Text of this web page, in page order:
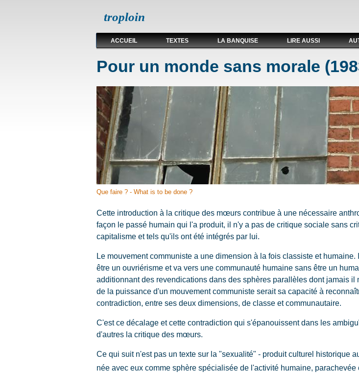
troploin
ACCUEIL TEXTES LA BANQUISE LIRE AUSSI
Pour un monde sans morale
Que faire ? - What is to be done ?
Cette introduction à la critique des mœurs contribue à une nécessaire
façon le passé humain qui l'a produit, il n'y a pas de critique sociale sans
capitalisme et tels qu'ils ont été intégrés par lui.
Le mouvement communiste a une dimension à la fois classiste et
être un ouvriérisme et va vers une communauté humaine sans être un
additionnant des revendications dans des sphères parallèles dont jamais
de la puissance d'un mouvement communiste serait sa capacité à
contradiction, entre ses deux dimensions, de classe et communautaire.
C'est ce décalage et cette contradiction qui s'épanouissent dans les
d'autres la critique des mœurs.
Ce qui suit n'est pas un texte sur la "sexualité" - produit culturel historique
née avec eux comme sphère spécialisée de l'activité humaine,